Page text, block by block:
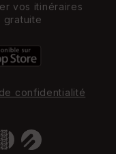
vos itinéraires
gratuite
confidentialité